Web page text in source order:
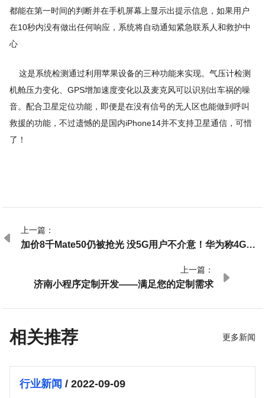
都能在第一时间的判断并在手机屏幕上显示出提示信息，如果用户
在10秒内没有做出任何响应，系统将自动通知紧急联系人和救护中
心
这是系统检测通过利用苹果设备的三种功能来实现。气压计检测
机舱压力变化、GPS增加速度变化以及麦克风可以识别出车祸的噪
音。配合卫星定位功能，即便是在没有信号的无人区也能做到呼叫
救援的功能，不过遗憾的是国内iPhone14并不支持卫星通信，可惜
了！

上一篇：
加价8千Mate50仍被抢光 没5G用户不介意！华为称4G更
上一篇：
济南小程序定制开发——满足您的定制需求

相关推荐 更多新闻
行业新闻/ 2022-09-09